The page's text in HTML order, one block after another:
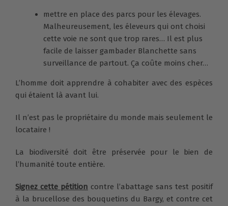
mettre en place des parcs pour les élevages.
Malheureusement, les éleveurs qui ont choisi
cette voie ne sont que trop rares… Il est plus
facile de laisser gambader Blanchette sans
surveillance de partout. Ça coûte moins cher…
L’homme doit apprendre à cohabiter avec des espèces
qui étaient là avant lui.
Il n’est pas le propriétaire du monde mais seulement le
locataire !
La biodiversité doit être préservée pour le bien de
l’humanité toute entière.
Signez cette pétition contre l’abattage sans test positif
à la brucellose des bouquetins du Bargy, et contre cet